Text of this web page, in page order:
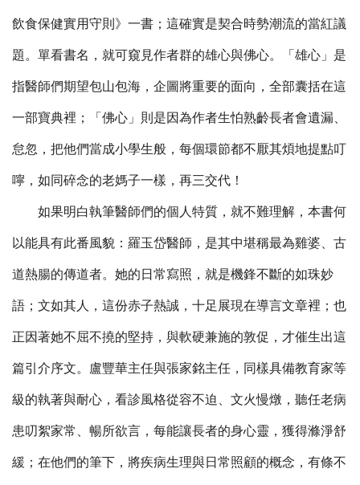
飲食保健實用守則》一書；這確實是契合時勢潮流的當紅議
題。單看書名，就可窺見作者群的雄心與佛心。「雄心」是
指醫師們期望包山包海，企圖將重要的面向，全部囊括在這
一部寶典裡；「佛心」則是因為作者生怕熟齡長者會遺漏、
怠忽，把他們當成小學生般，每個環節都不厭其煩地提點叮
嚀，如同碎念的老媽子一樣，再三交代！
如果明白執筆醫師們的個人特質，就不難理解，本書何
以能具有此番風貌：羅玉岱醫師，是其中堪稱最為雞婆、古
道熱腸的傳道者。她的日常寫照，就是機鋒不斷的如珠妙
語；文如其人，這份赤子熱誠，十足展現在導言文章裡；也
正因著她不屈不撓的堅持，與軟硬兼施的敦促，才催生出這
篇引介序文。盧豐華主任與張家銘主任，同樣具備教育家等
級的執著與耐心，看診風格從容不迫、文火慢燉，聽任老病
患叨絮家常、暢所欲言，每能讓長者的身心靈，獲得滌淨舒
緩；在他們的筆下，將疾病生理與日常照顧的概念，有條不